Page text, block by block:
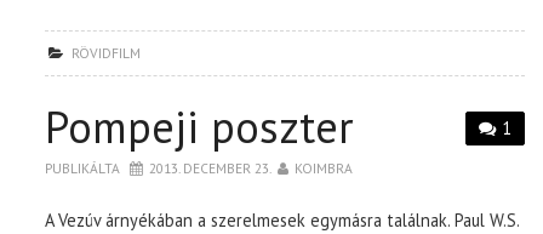
RÖVIDFILM
1
Pompeji poszter
PUBLIKÁLTA 2013. DECEMBER 23. KOIMBRA
A Vezúv árnyékában a szerelmesek egymásra találnak. Paul W.S.